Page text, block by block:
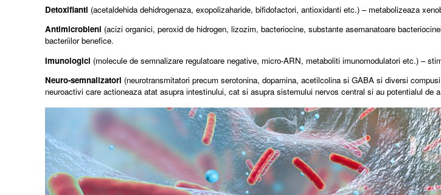
Detoxifianti (acetaldehida dehidrogenaza, exopolizaharide, bifidofactori, antioxidanti etc.) – metabolizeaza
Antimicrobieni (acizi organici, peroxid de hidrogen, lizozim, bacteriocine, substante asemanatoare
bacteriilor benefice.
Imunologici (molecule de semnalizare regulatoare negative, micro-ARN, metaboliti imunomodulatori etc.) –
Neuro-semnalizatori (neurotransmitatori precum serotonina, dopamina, acetilcolina si GABA si diversi
neuroactivi care actioneaza atat asupra intestinului, cat si asupra sistemului nervos central si au potentialul de